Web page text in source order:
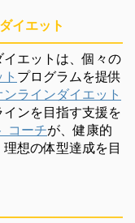
イエット
エットは、個々の
プログラムを提供
ンラインダイエット
ンを目指す支援を
コーチが、健康的
想の体型達成を目